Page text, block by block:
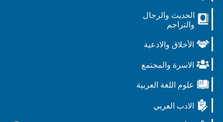
الحديث والرجال
والتراجم
الأخلاق والادعية
الاسرة والمجتمع
علوم اللغة العربية
الادب العربي